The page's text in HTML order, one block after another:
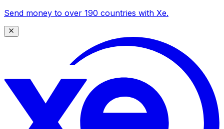
Send money to over 190 countries with Xe.